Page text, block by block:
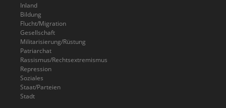
Inland
Bildung
Flucht/Migration
Gesellschaft
Militarisierung/Rüstung
Patriarchat
Rassismus/Rechtsextremismus
Repression
Soziales
Staat/Parteien
Stadt